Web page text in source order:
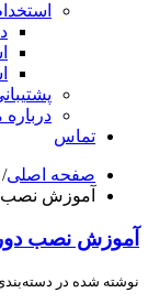
استخدام
پشتیبانی
درباره ما
تماس
صفحه اصلی/
آموزش نصب SERVER دوربین مداربسته
نصب
شده در دسته‌بندی